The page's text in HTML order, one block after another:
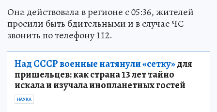
Она действовала в регионе с 05:36, жителей
просили быть бдительными и в случае ЧС
звонить по телефону 112.
Над СССР военные натянули «сетку»для
пришельцев: как страна 13 лет тайно
искала и изучала инопланетных гостей
НАУКА